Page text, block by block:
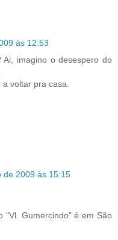
às 12:53
Ai, imagino o desespero do
voltar pra casa.
de 2009 às 15:15
"Vl. Gumercindo" é em São